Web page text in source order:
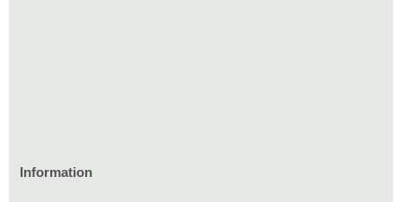
家づくりのイベント情報
Information